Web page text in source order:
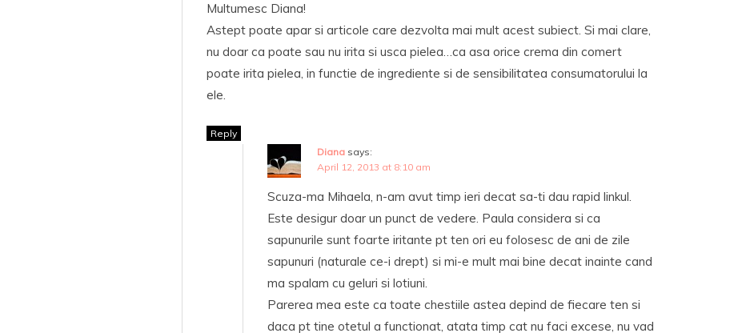
Multumesc Diana!
Astept poate apar si articole care dezvolta mai mult acest subiect. Si mai clare,
nu doar ca poate sau nu irita si usca pielea…ca asa orice crema din comert
poate irita pielea, in functie de ingrediente si de sensibilitatea consumatorului la
ele.
Reply
Diana says:
April 12, 2013 at 8:10 am
Scuza-ma Mihaela, n-am avut timp ieri decat sa-ti dau rapid linkul.
Este desigur doar un punct de vedere. Paula considera si ca
sapunurile sunt foarte iritante pt ten ori eu folosesc de ani de zile
sapunuri (naturale ce-i drept) si mi-e mult mai bine decat inainte cand
ma spalam cu geluri si lotiuni.
Parerea mea este ca toate chestiile astea depind de fiecare ten si
daca pt tine otetul a functionat, atata timp cat nu faci excese, nu vad